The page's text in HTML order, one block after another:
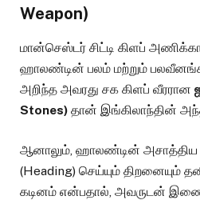
Weapon)
மான்செஸ்டர் சிட்டி கிளப்
ஹாலண்டின் பலம் மற்றும்
அறிந்த அவரது சக கிளப் வீரரான
Stones) தான் இங்கிலாந்தின்
ஆனாலும், ஹாலண்டின் அசாத்திய
(Heading) செய்யும் திறனையும்
கடினம் என்பதால், அவருடன்